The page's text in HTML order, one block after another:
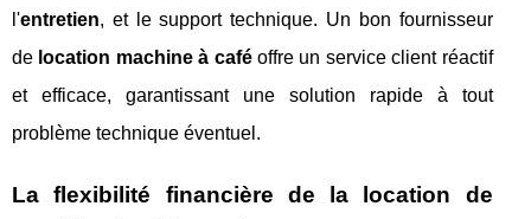
l'entretien, et le support technique. Un bon fournisseur
de location machine à caféoffre un service client réactif
et efficace, garantissant une solution rapide à tout
problème technique éventuel.
La flexibilité financière de la location de